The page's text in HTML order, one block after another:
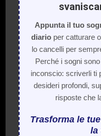
Appunta il tuo
diarioper catturare
lo cancelli per
Perché i sogni
inconscio: scriverli ti
desideri profondi,
risposte che
Trasforma le
la